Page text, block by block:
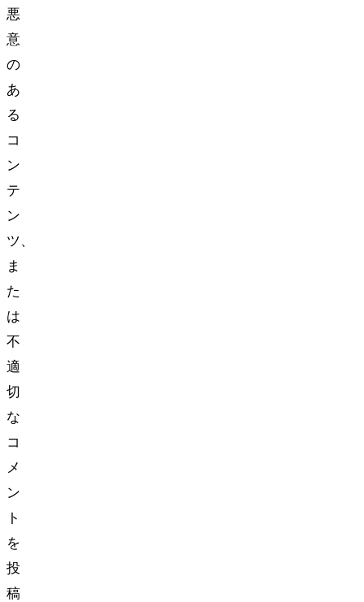
悪
意
の
あ
る
コ
ン
テ
ン
ツ、
ま
た
は
不
適
切
な
コ
メ
ン
ト
を
投
稿